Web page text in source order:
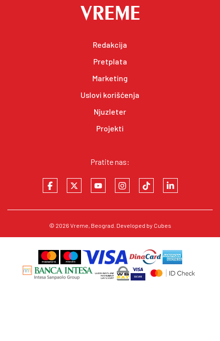
Redakcija
Pretplata
Marketing
Uslovi korišćenja
Njuzleter
Projekti
Pratite nas:
© 2026 Vreme, Beograd. Developed by Cubes